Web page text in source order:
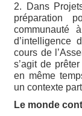
2. Dans
préparation
communauté
d’intelligence
cours de
s’agit de
en même
un contexte
Le monde